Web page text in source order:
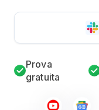
Prova
gratuita